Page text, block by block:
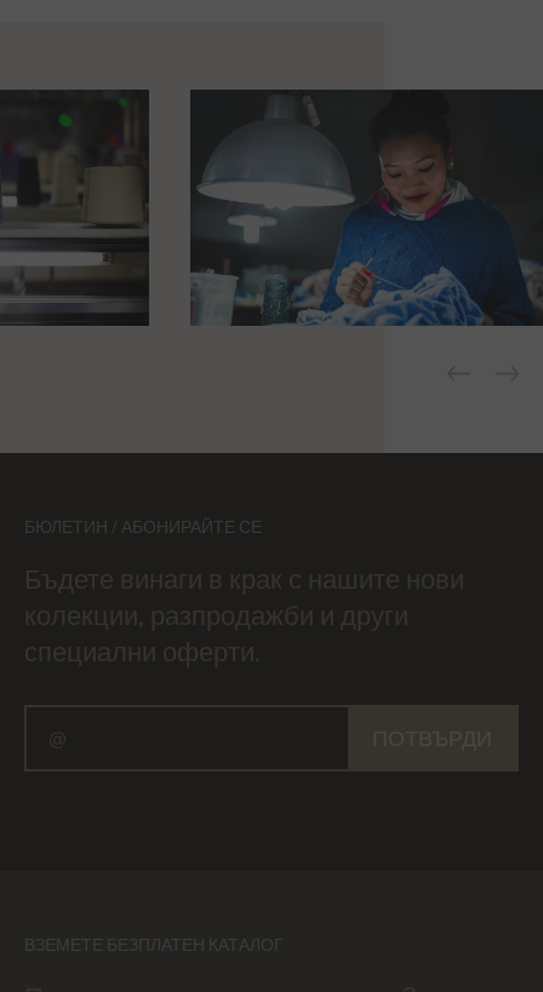
БЮЛЕТИН / АБОНИРАЙТЕ СЕ
Бъдете винаги в крак с нашите нови
колекции, разпродажби и други
специални оферти.
ВЗЕМЕТЕ БЕЗПЛАТЕН КАТАЛОГ